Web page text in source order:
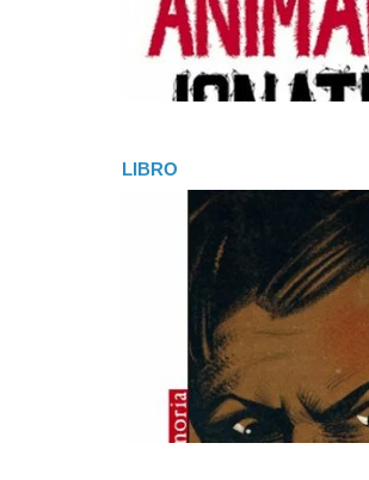
LIBRO